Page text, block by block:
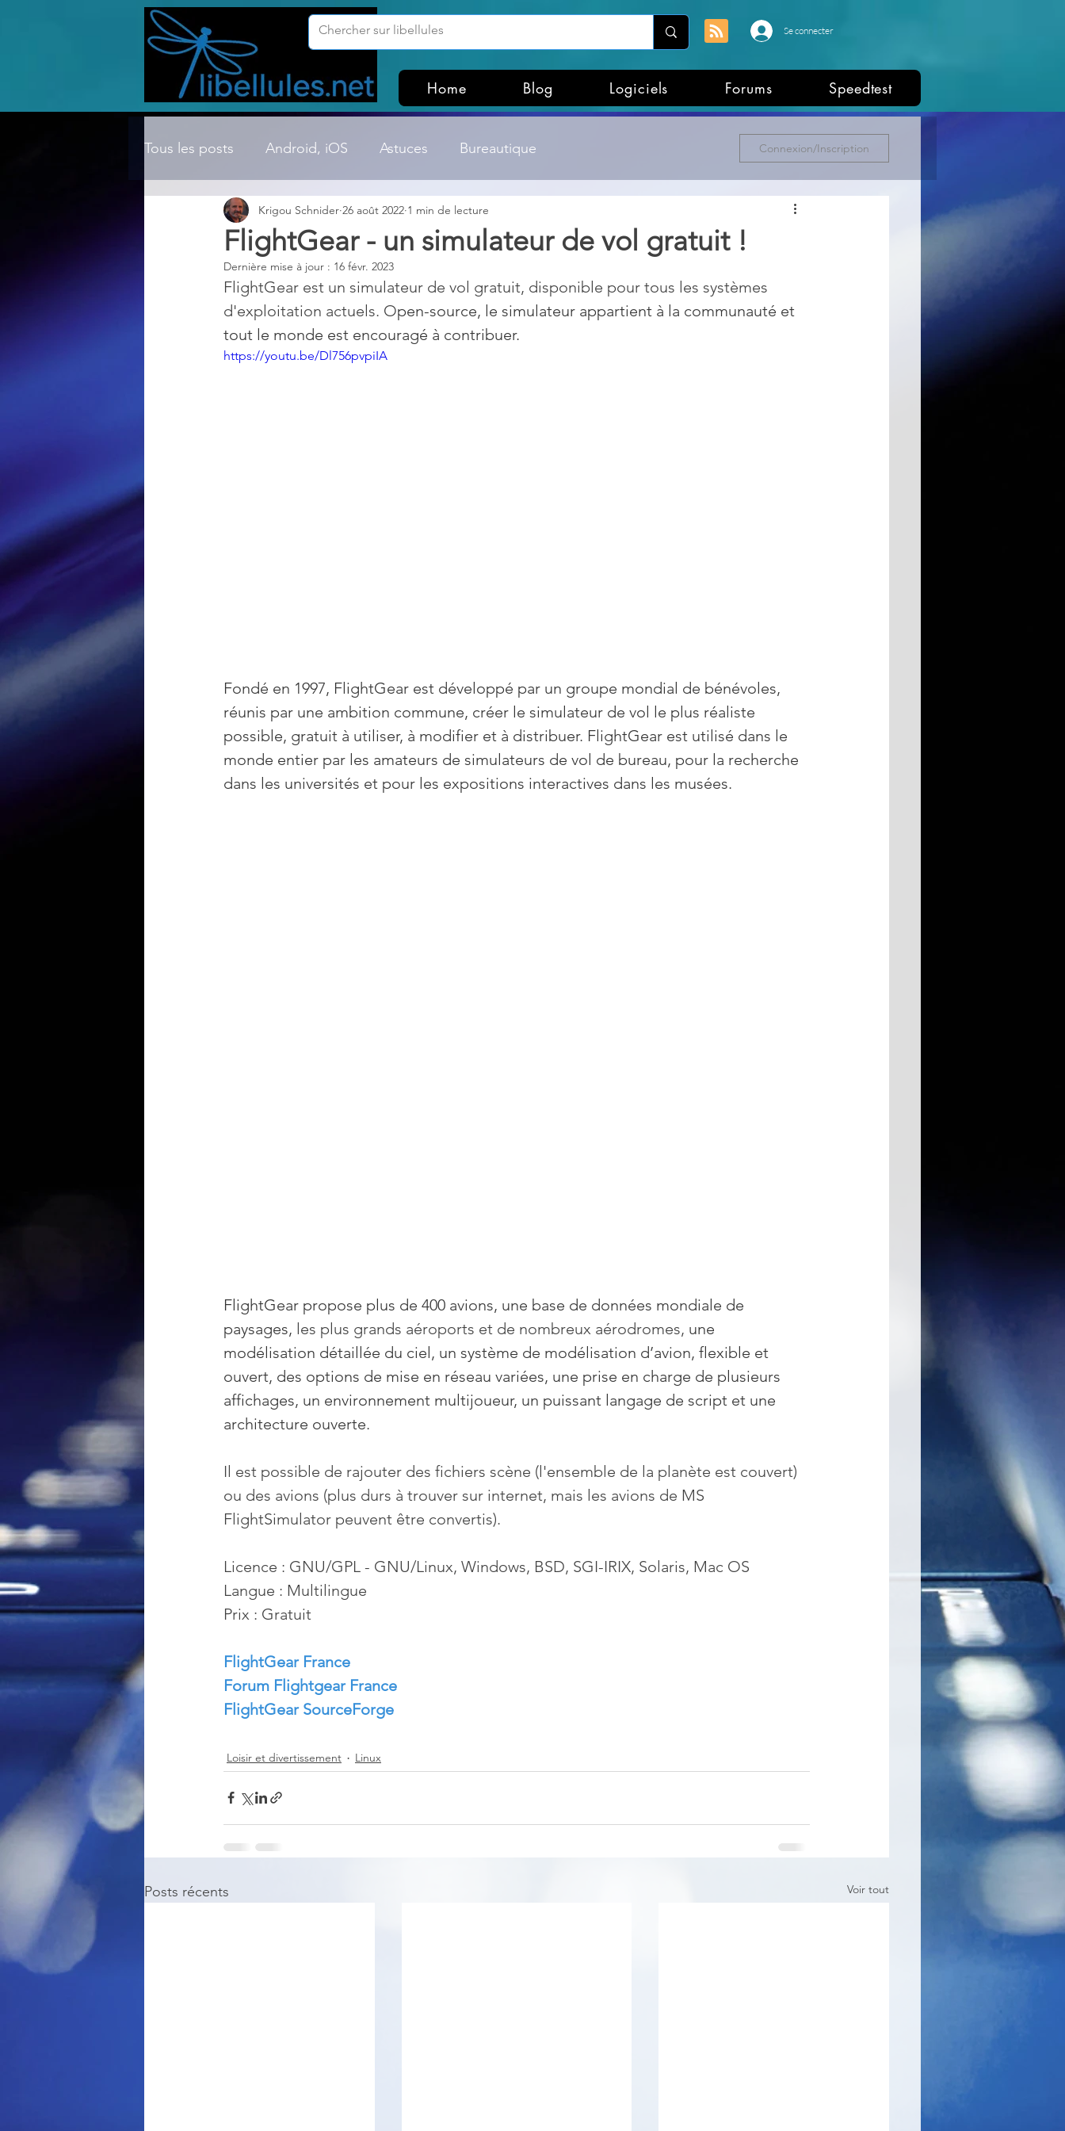
Se connecter
Home Blog Logiciels Forums Speedtest
Tous les posts Android, iOS Astuces Bureautique
Compression ZIP, RAR, etc. Customisation Windows
Dossier Windows Explorateurs de fichiers
Hardware Internet Lightroom & Photoshop
Connexion/Inscription
FlightGear - un simulateur de vol gratuit !
Krigou Schnider 26 août 2022 1 min de lecture
Dernière mise à jour : 16 févr. 2023
FlightGear est un simulateur de vol gratuit, disponible pour tous les systèmes
d'exploitation actuels. Open-source, le simulateur appartient à la communauté et
tout le monde est encouragé à contribuer.
https://youtu.be/Dl756pvpiIA
Fondé en 1997, FlightGear est développé par un groupe mondial de bénévoles,
réunis par une ambition commune, créer le simulateur de vol le plus réaliste
possible, gratuit à utiliser, à modifier et à distribuer. FlightGear est utilisé dans le
monde entier par les amateurs de simulateurs de vol de bureau, pour la recherche
dans les universités et pour les expositions interactives dans les musées.
FlightGear propose plus de 400 avions, une base de données mondiale de
paysages, les plus grands aéroports et de nombreux aérodromes, une
modélisation détaillée du ciel, un système de modélisation d’avion, flexible et
ouvert, des options de mise en réseau variées, une prise en charge de plusieurs
affichages, un environnement multijoueur, un puissant langage de script et une
architecture ouverte.
Il est possible de rajouter des fichiers scène (l'ensemble de la planète est couvert)
ou des avions (plus durs à trouver sur internet, mais les avions de MS
FlightSimulator peuvent être convertis).
Licence : GNU/GPL - GNU/Linux, Windows, BSD, SGI-IRIX, Solaris, Mac OS
Langue : Multilingue
Prix : Gratuit
FlightGear France
Forum Flightgear France
FlightGear SourceForge
Loisir et divertissement Linux
Posts récents Voir tout